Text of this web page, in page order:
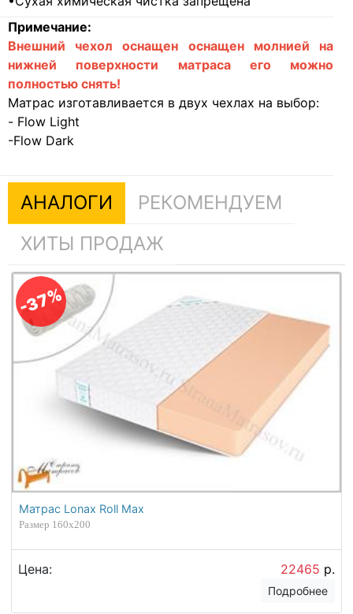
Примечание:
Внешний чехол оснащен оснащен молнией на
нижней поверхности матраса его можно
полностью снять!
Матрас изготавливается в двух чехлах на выбор:
- Flow Light
-Flow Dark
АНАЛОГИ
РЕКОМЕНДУЕМ
ХИТЫ ПРОДАЖ
-37%
Матрас Lonax Roll Max
Размер 160х200
Цена: 22465 р.
Подробнее